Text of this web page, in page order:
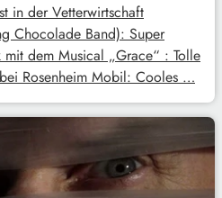
in der Vetterwirtschaft
Chocolade Band): Super
mit dem Musical „Grace“ : Tolle
Rosenheim Mobil: Cooles …